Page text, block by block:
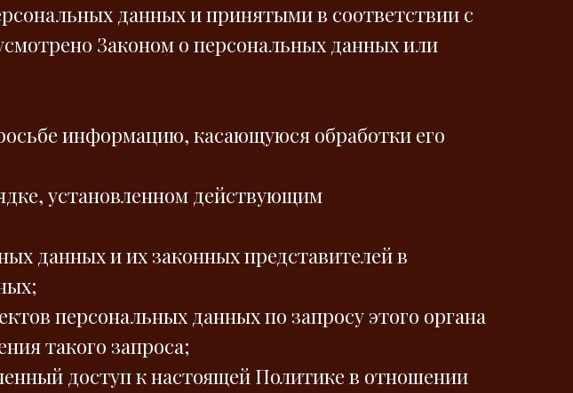
данных и принятыми в соответствии с
Законом о персональных данных или
информацию, касающуюся обработки его
установленном действующим
данных и их законных представителей в
персональных данных по запросу этого органа
такого запроса;
доступ к настоящей Политике в отношении